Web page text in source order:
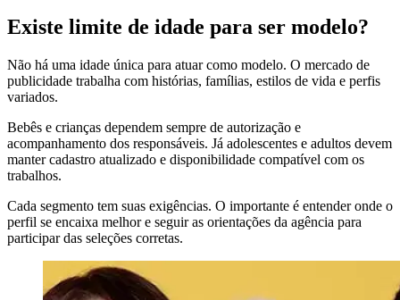
Existe limite de idade para ser modelo?
Não há uma idade única para atuar como modelo. O mercado de
publicidade trabalha com histórias, famílias, estilos de vida e perfis
variados.
Bebês e crianças dependem sempre de autorização e
acompanhamento dos responsáveis. Já adolescentes e adultos devem
manter cadastro atualizado e disponibilidade compatível com os
trabalhos.
Cada segmento tem suas exigências. O importante é entender onde o
perfil se encaixa melhor e seguir as orientações da agência para
participar das seleções corretas.